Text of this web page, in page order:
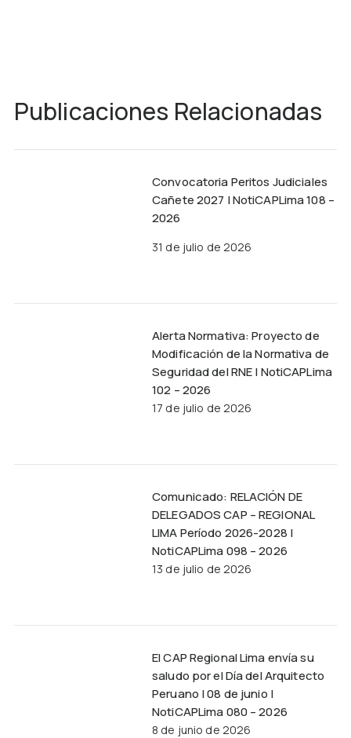
Publicaciones Relacionadas
Convocatoria Peritos Judiciales
Cañete 2027 | NotiCAPLima 108 –
2026
31 de julio de 2026
Alerta Normativa: Proyecto de
Modificación de la Normativa de
Seguridad del RNE | NotiCAPLima
102 – 2026
17 de julio de 2026
Comunicado: RELACIÓN DE
DELEGADOS CAP – REGIONAL
LIMA Período 2026-2028 |
NotiCAPLima 098 – 2026
13 de julio de 2026
El CAP Regional Lima envía su
saludo por el Día del Arquitecto
Peruano | 08 de junio |
NotiCAPLima 080 – 2026
8 de junio de 2026